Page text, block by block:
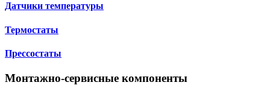
Датчики температуры
Термостаты
Прессостаты
Монтажно‑сервисные компоненты